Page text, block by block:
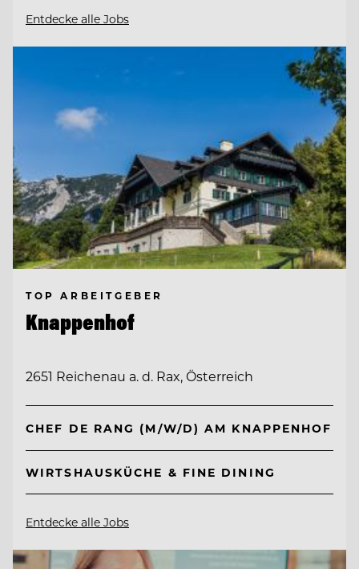
Entdecke alle Jobs
TOP ARBEITGEBER
Knappenhof
2651 Reichenau a. d. Rax, Österreich
CHEF DE RANG (M/W/D) AM KNAPPENHOF
WIRTSHAUSKÜCHE & FINE DINING
Entdecke alle Jobs